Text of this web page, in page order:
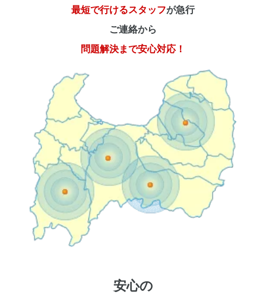
最短で行けるスタッフが急行
ご連絡から
問題解決まで安心対応！
安心の